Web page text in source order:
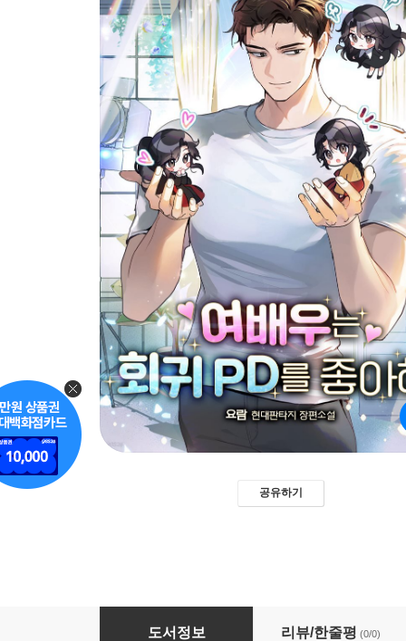
공유하기
여배우는 회귀 PD를 좋아해! 03권
도서정보 리뷰/한줄평 (0/0)